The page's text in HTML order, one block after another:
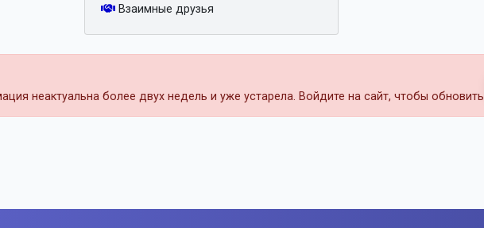
Взаимные друзья
неактуальна более двух недель и уже устарела. Войдите на сайт, чтобы обновить